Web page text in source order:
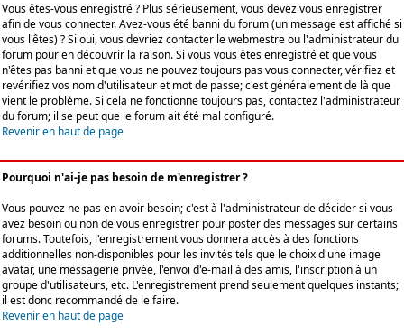
Vous êtes-vous enregistré ? Plus sérieusement, vous devez vous enregistrer
afin de vous connecter. Avez-vous été banni du forum (un message est affiché si
vous l'êtes) ? Si oui, vous devriez contacter le webmestre ou l'administrateur du
forum pour en découvrir la raison. Si vous vous êtes enregistré et que vous
n'êtes pas banni et que vous ne pouvez toujours pas vous connecter, vérifiez et
revérifiez vos nom d'utilisateur et mot de passe; c'est généralement de là que
vient le problème. Si cela ne fonctionne toujours pas, contactez l'administrateur
du forum; il se peut que le forum ait été mal configuré.
Revenir en haut de page
Pourquoi n'ai-je pas besoin de m'enregistrer ?
Vous pouvez ne pas en avoir besoin; c'est à l'administrateur de décider si vous
avez besoin ou non de vous enregistrer pour poster des messages sur certains
forums. Toutefois, l'enregistrement vous donnera accès à des fonctions
additionnelles non-disponibles pour les invités tels que le choix d'une image
avatar, une messagerie privée, l'envoi d'e-mail à des amis, l'inscription à un
groupe d'utilisateurs, etc. L'enregistrement prend seulement quelques instants;
il est donc recommandé de le faire.
Revenir en haut de page